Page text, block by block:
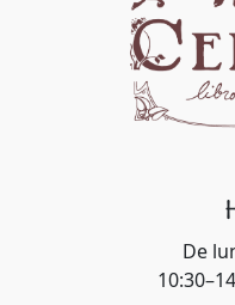
De